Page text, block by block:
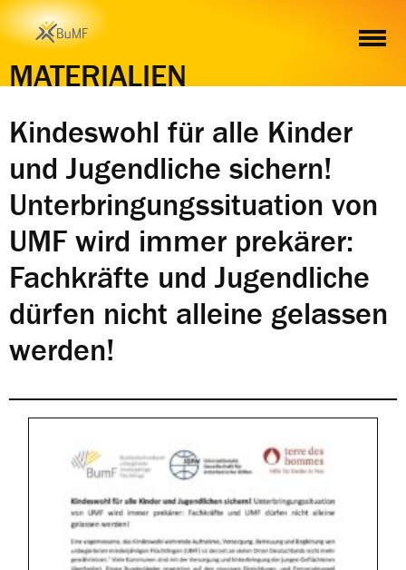
MATERIALIEN
INHALT
Kindeswohl für alle Kinder
und Jugendliche sichern!
Unterbringungssituation von
UMF wird immer prekärer:
Fachkräfte und Jugendliche
dürfen nicht alleine gelassen
werden!